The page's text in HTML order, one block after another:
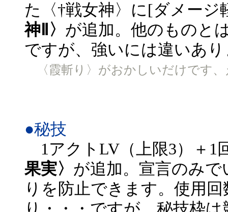
た〈†戦女神〉に[ダメー
神Ⅱ〉 が追加。他のものと
ですが、強いには違いあ
〈霞斬り〉がおかしいだけです、
●秘技
1アクトLV（上限3）＋1
果実〉 が追加。宣言のみ
りを防止できます。使用